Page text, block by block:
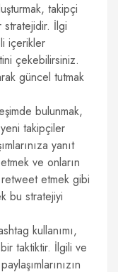
takipçi
stratejidir. İlgi
içerikler
çekebilirsiniz.
güncel tutmak
bulunmak,
takipçiler
yanıt
ve onların
retweet etmek gibi
bu stratejiyi
kullanımı,
taktiktir. İlgili ve